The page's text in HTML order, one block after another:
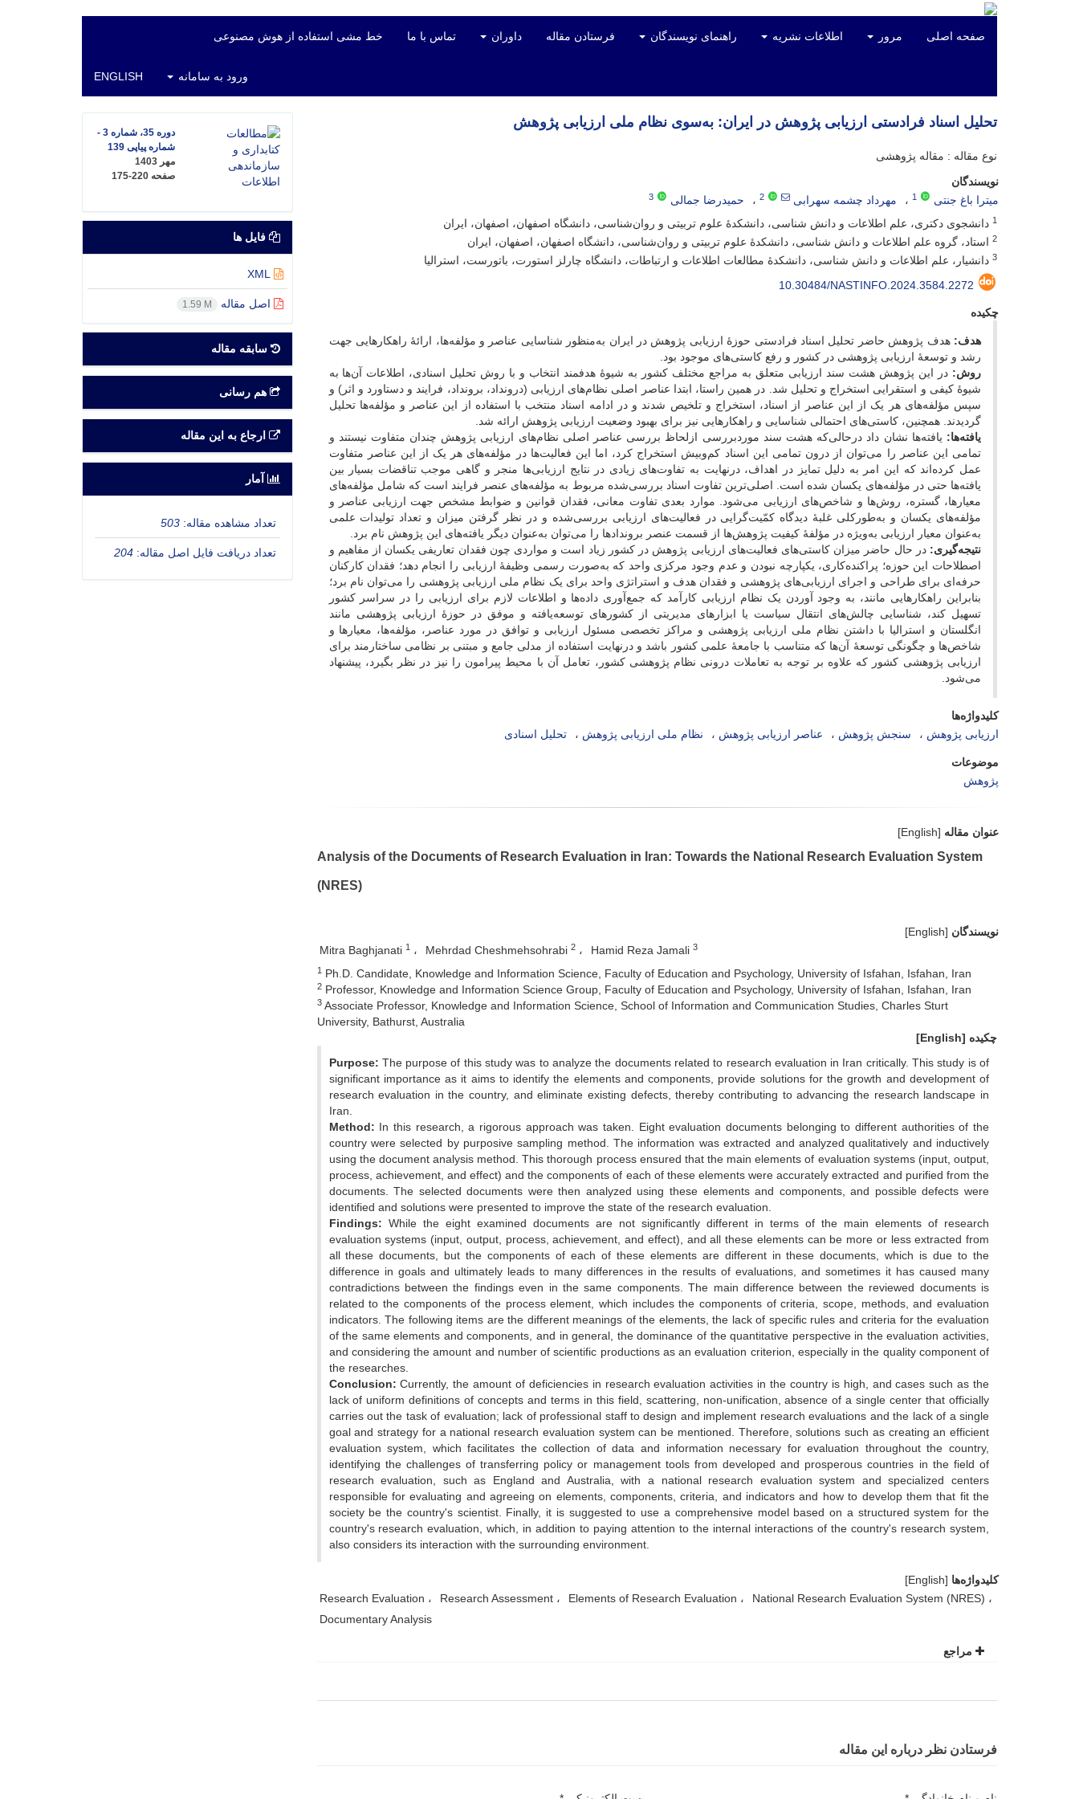
صفحه اصلی مرور اطلاعات نشریه راهنمای نویسندگان فرستادن مقاله داوران تماس با ما خط مشی استفاده از هوش مصنوعی
ورود به سامانه ENGLISH
تحلیل اسناد فرادستی ارزیابی پژوهش در ایران: به‌سوی نظام ملی ارزیابی پژوهش
نوع مقاله : مقاله پژوهشی
نویسندگان
میترا باغ جنتی
1 مهرداد چشمه سهرابی 2 حمیدرضا جمالی 3
1 دانشجوی دکتری، علم اطلاعات و دانش شناسی، دانشکدۀ علوم تربیتی و روان‌شناسی، دانشگاه اصفهان، اصفهان، ایران
2 استاد، گروه علم اطلاعات و دانش شناسی، دانشکدۀ علوم تربیتی و روان‌شناسی، دانشگاه اصفهان، اصفهان، ایران
3 دانشیار، علم اطلاعات و دانش شناسی، دانشکدۀ مطالعات اطلاعات و ارتباطات، دانشگاه چارلز استورت، باتورست، استرالیا
10.30484/NASTINFO.2024.3584.2272
چکیده
هدف: هدف پژوهش حاضر تحلیل اسناد فرادستی حوزۀ ارزیابی پژوهش در ایران به‌منظور شناسایی عناصر و مؤلفه‌ها، ارائۀ راهکارهایی جهت
رشد و توسعۀ ارزیابی پژوهشی در کشور و رفع کاستی‌های موجود بود.
روش‌: در این پژوهش هشت سند ارزیابی متعلق به مراجع مختلف کشور به شیوۀ هدفمند انتخاب و با روش تحلیل اسنادی، اطلاعات آن‌ها به
شیوۀ کیفی و استقرایی استخراج و تحلیل شد. در همین راستا، ابتدا عناصر اصلی نظام‌های ارزیابی (درونداد، برونداد، فرایند و دستاورد و اثر) و
سپس مؤلفه‌های هر یک از این عناصر از اسناد، استخراج و تلخیص شدند و در ادامه اسناد منتخب با استفاده از این عناصر و مؤلفه‌ها تحلیل
گردیدند. همچنین، کاستی‌های احتمالی شناسایی و راهکارهایی نیز برای بهبود وضعیت ارزیابی پژوهش ارائه شد.
یافته‌ها: یافته‌ها نشان داد درحالی‌که هشت سند موردبررسی ازلحاظ بررسی عناصر اصلی نظام‌های ارزیابی پژوهش چندان متفاوت نیستند و
تمامی این عناصر را می‌توان از درون تمامی این اسناد کم‌وبیش استخراج کرد، اما این فعالیت‌ها در مؤلفه‌های هر یک از این عناصر متفاوت
عمل کرده‌اند که این امر به دلیل تمایز در اهداف، درنهایت به تفاوت‌های زیادی در نتایج ارزیابی‌ها منجر و گاهی موجب تناقضات بسیار بین
یافته‌ها حتی در مؤلفه‌های یکسان شده است. اصلی‌ترین تفاوت اسناد بررسی‌شده مربوط به مؤلفه‌های عنصر فرایند است که شامل مؤلفه‌های
معیارها، گستره، روش‌ها و شاخص‌های ارزیابی می‌شود. موارد بعدی تفاوت معانی، فقدان قوانین و ضوابط مشخص جهت ارزیابی عناصر و
مؤلفه‌های یکسان و به‌طورکلی غلبۀ دیدگاه کمّیت‌گرایی در فعالیت‌های ارزیابی بررسی‌شده و در نظر گرفتن میزان و تعداد تولیدات علمی
به‌عنوان معیار ارزیابی به‌ویژه در مؤلفۀ کیفیت پژوهش‌ها از قسمت عنصر بروندادها را می‌توان به‌عنوان دیگر یافته‌های این پژوهش نام برد.
نتیجه‌گیری: در حال حاضر میزان کاستی‌های فعالیت‌های ارزیابی پژوهش در کشور زیاد است و مواردی چون فقدان تعاریفی یکسان از مفاهیم و
اصطلاحات این حوزه؛ پراکنده‌کاری، یکپارچه نبودن و عدم وجود مرکزی واحد که به‌صورت رسمی وظیفۀ ارزیابی را انجام دهد؛ فقدان کارکنان
حرفه‌ای برای طراحی و اجرای ارزیابی‌های پژوهشی و فقدان هدف و استراتژی واحد برای یک نظام ملی ارزیابی پژوهشی را می‌توان نام برد؛
بنابراین راهکارهایی مانند، به وجود آوردن یک نظام ارزیابی کارآمد که جمع‌آوری داده‌ها و اطلاعات لازم برای ارزیابی را در سراسر کشور
تسهیل کند، شناسایی چالش‌های انتقال سیاست یا ابزارهای مدیریتی از کشورهای توسعه‌یافته و موفق در حوزۀ ارزیابی پژوهشی مانند
انگلستان و استرالیا با داشتن نظام ملی ارزیابی پژوهشی و مراکز تخصصی مسئول ارزیابی و توافق در مورد عناصر، مؤلفه‌ها، معیارها و
شاخص‌ها و چگونگی توسعۀ آن‌ها که متناسب با جامعۀ علمی کشور باشد و درنهایت استفاده از مدلی جامع و مبتنی بر نظامی ساختارمند برای
ارزیابی پژوهشی کشور که علاوه بر توجه به تعاملات درونی نظام پژوهشی کشور، تعامل آن با محیط پیرامون را نیز در نظر بگیرد، پیشنهاد
می‌شود.
کلیدواژه‌ها
ارزیابی پژوهش
سنجش پژوهش عناصر ارزیابی پژوهش نظام ملی ارزیابی پژوهش تحلیل اسنادی
موضوعات
پژوهش
عنوان مقاله [English]
Analysis of the Documents of Research Evaluation in Iran: Towards the National Research Evaluation System
(NRES)
نویسندگان [English]
Mitra Baghjanati 1 Mehrdad Cheshmehsohrabi 2 Hamid Reza Jamali 3
1Ph.D. Candidate, Knowledge and Information Science, Faculty of Education and Psychology, University of Isfahan, Isfahan, Iran
2Professor, Knowledge and Information Science Group, Faculty of Education and Psychology, University of Isfahan, Isfahan, Iran
3Associate Professor, Knowledge and Information Science, School of Information and Communication Studies, Charles Sturt
University, Bathurst, Australia
چکیده [English]
Purpose: The purpose of this study was to analyze the documents related to research evaluation in Iran critically. This study is of
significant importance as it aims to identify the elements and components, provide solutions for the growth and development of
research evaluation in the country, and eliminate existing defects, thereby contributing to advancing the research landscape in
Iran.
Method: In this research, a rigorous approach was taken. Eight evaluation documents belonging to different authorities of the
country were selected by purposive sampling method. The information was extracted and analyzed qualitatively and inductively
using the document analysis method. This thorough process ensured that the main elements of evaluation systems (input, output,
process, achievement, and effect) and the components of each of these elements were accurately extracted and purified from the
documents. The selected documents were then analyzed using these elements and components, and possible defects were
identified and solutions were presented to improve the state of the research evaluation.
Findings: While the eight examined documents are not significantly different in terms of the main elements of research
evaluation systems (input, output, process, achievement, and effect), and all these elements can be more or less extracted from
all these documents, but the components of each of these elements are different in these documents, which is due to the
difference in goals and ultimately leads to many differences in the results of evaluations, and sometimes it has caused many
contradictions between the findings even in the same components. The main difference between the reviewed documents is
related to the components of the process element, which includes the components of criteria, scope, methods, and evaluation
indicators. The following items are the different meanings of the elements, the lack of specific rules and criteria for the evaluation
of the same elements and components, and in general, the dominance of the quantitative perspective in the evaluation activities,
and considering the amount and number of scientific productions as an evaluation criterion, especially in the quality component of
the researches.
Conclusion: Currently, the amount of deficiencies in research evaluation activities in the country is high, and cases such as the
lack of uniform definitions of concepts and terms in this field, scattering, non-unification, absence of a single center that officially
carries out the task of evaluation; lack of professional staff to design and implement research evaluations and the lack of a single
goal and strategy for a national research evaluation system can be mentioned. Therefore, solutions such as creating an efficient
evaluation system, which facilitates the collection of data and information necessary for evaluation throughout the country,
identifying the challenges of transferring policy or management tools from developed and prosperous countries in the field of
research evaluation, such as England and Australia, with a national research evaluation system and specialized centers
responsible for evaluating and agreeing on elements, components, criteria, and indicators and how to develop them that fit the
society be the country's scientist. Finally, it is suggested to use a comprehensive model based on a structured system for the
country's research evaluation, which, in addition to paying attention to the internal interactions of the country's research system,
also considers its interaction with the surrounding environment.
کلیدواژه‌ها [English]
Research Evaluation
Research Assessment Elements of Research Evaluation
National Research Evaluation System (NRES)
Documentary Analysis
مراجع
فرستادن نظر درباره این مقاله
دوره 35، شماره 3 -
شماره پیاپی 139
مهر 1403
صفحه 175-220
فایل ها
اصل مقاله 1.59 M
سابقه مقاله
هم رسانی
ارجاع به این مقاله
آمار
تعداد مشاهده مقاله:503
تعداد دریافت فایل اصل مقاله:204